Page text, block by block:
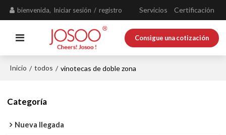
bienvenida, Iniciar sesión / registro Servicios Certificación
Consigue una cotización
Inicio / todos / vinotecas de doble zona
Categoría
Nueva llegada